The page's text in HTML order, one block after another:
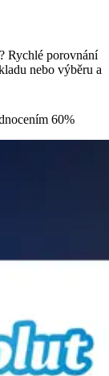
Rychlé porovnání
nebo výběru a
60%